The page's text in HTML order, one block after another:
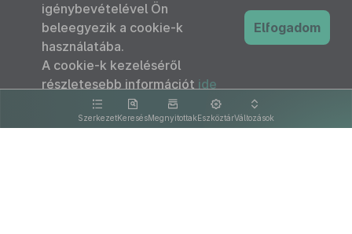
SzerkezetKeresésMegnyitottakEszköztárVáltozások
igénybevételével Ön
beleegyezik a cookie-k
használatába.
A cookie-k kezeléséről
részletesebb információt ide
kattintva olvashat.
Elfogadom